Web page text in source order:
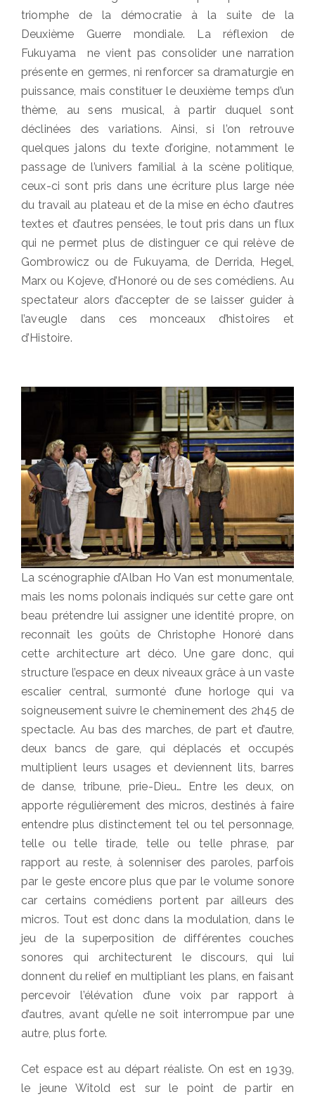
triomphe de la démocratie à la suite de la
Deuxième Guerre mondiale. La réflexion de
Fukuyama ne vient pas consolider une narration
présente en germes, ni renforcer sa dramaturgie en
puissance, mais constituer le deuxième temps d’un
thème, au sens musical, à partir duquel sont
déclinées des variations. Ainsi, si l’on retrouve
quelques jalons du texte d’origine, notamment le
passage de l’univers familial à la scène politique,
ceux-ci sont pris dans une écriture plus large née
du travail au plateau et de la mise en écho d’autres
textes et d’autres pensées, le tout pris dans un flux
qui ne permet plus de distinguer ce qui relève de
Gombrowicz ou de Fukuyama, de Derrida, Hegel,
Marx ou Kojeve, d’Honoré ou de ses comédiens. Au
spectateur alors d’accepter de se laisser guider à
l’aveugle dans ces monceaux d’histoires et
d’Histoire.
La scénographie d’Alban Ho Van est monumentale,
mais les noms polonais indiqués sur cette gare ont
beau prétendre lui assigner une identité propre, on
reconnaît les goûts de Christophe Honoré dans
cette architecture art déco. Une gare donc, qui
structure l’espace en deux niveaux grâce à un vaste
escalier central, surmonté d’une horloge qui va
soigneusement suivre le cheminement des 2h45 de
spectacle. Au bas des marches, de part et d’autre,
deux bancs de gare, qui déplacés et occupés
multiplient leurs usages et deviennent lits, barres
de danse, tribune, prie-Dieu… Entre les deux, on
apporte régulièrement des micros, destinés à faire
entendre plus distinctement tel ou tel personnage,
telle ou telle tirade, telle ou telle phrase, par
rapport au reste, à solenniser des paroles, parfois
par le geste encore plus que par le volume sonore
car certains comédiens portent par ailleurs des
micros. Tout est donc dans la modulation, dans le
jeu de la superposition de différentes couches
sonores qui architecturent le discours, qui lui
donnent du relief en multipliant les plans, en faisant
percevoir l’élévation d’une voix par rapport à
d’autres, avant qu’elle ne soit interrompue par une
autre, plus forte.
Cet espace est au départ réaliste. On est en 1939,
le jeune Witold est sur le point de partir en